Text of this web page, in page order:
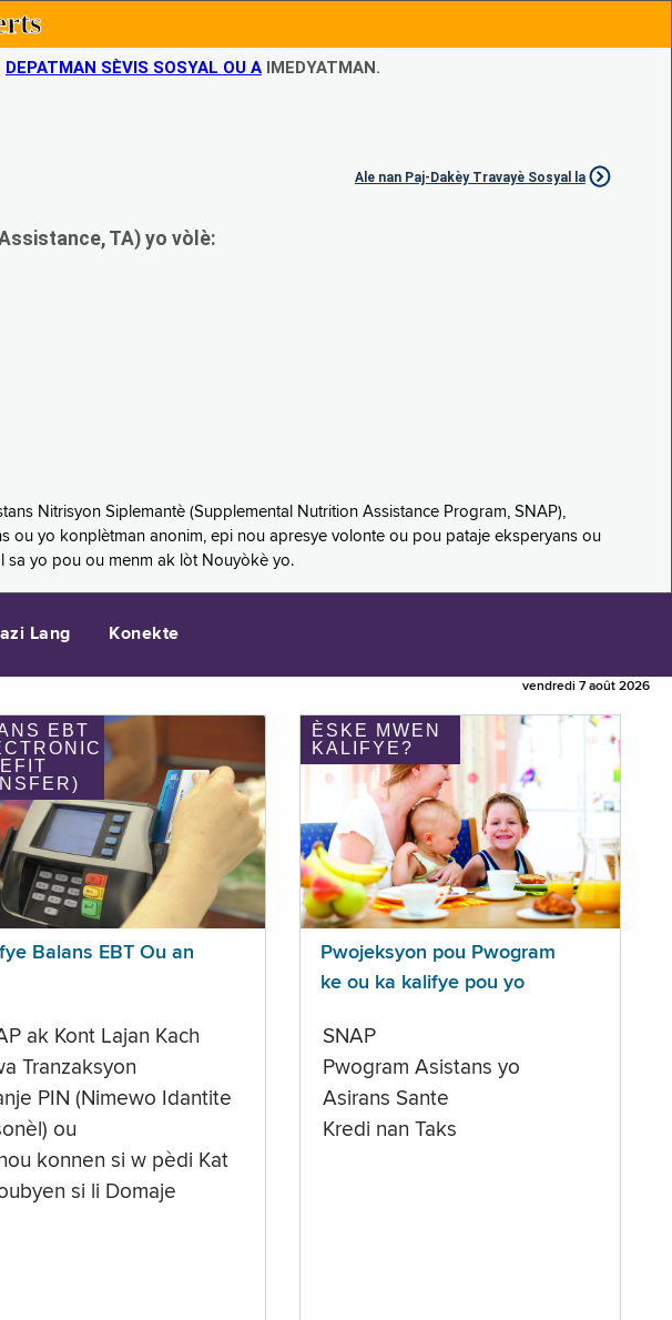
DEPATMAN SÈVIS SOSYAL OU A IMEDYATMAN.
Ale nan Paj-Dakèy Travayè Sosyal la
TA) yo vòlè:
Nitrisyon Siplemantè (Supplemental Nutrition Assistance Program, SNAP),
ou yo konplètman anonim, epi nou apresye volonte ou pou pataje eksperyans ou
sa yo pou ou menm ak lòt Nouyòkè yo.
Lang Konekte
vendredi 7 août 2026
EBT
Balans EBT Ou an
ak Kont Lajan Kach
Tranzaksyon
PIN (Nimewo Idantite
ou
konnen si w pèdi Kat
si li Domaje
ÈSKE MWEN
KALIFYE?
Pwojeksyon pou Pwogram
ke ou ka kalifye pou yo
SNAP
Pwogram Asistans yo
Asirans Sante
Kredi nan Taks